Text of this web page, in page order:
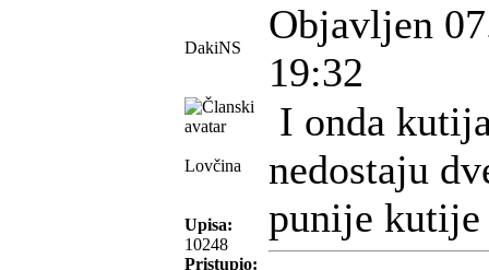
DakiNS
Objavljen
19:32
Lovčina
Upisa:
10248
Pristupio:
I onda
nedostaju
punije kutije